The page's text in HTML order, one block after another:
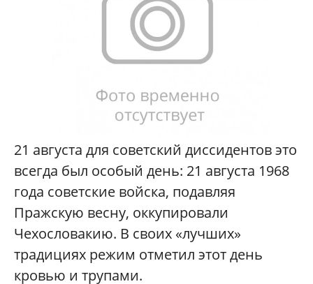
21 августа для советский диссидентов это
всегда был особый день: 21 августа 1968
года советские войска, подавляя
Пражскую весну, оккупировали
Чехословакию. В своих «лучших»
традициях режим отметил этот день
кровью и трупами.